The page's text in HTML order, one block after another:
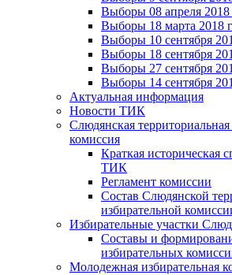
Выборы 08 апреля 2018
Выборы 18 марта 2018
Выборы 10 сентября
Выборы 18 сентября
Выборы 27 сентября
Выборы 14 сентября
Актуальная информация
Новости ТИК
Слюдянская территориальная
комиссия
Краткая историческая
ТИК
Регламент комиссии
Состав Слюдянской
избирательной
Избирательные участки
Составы и
избирательных
Молодежная избирательная